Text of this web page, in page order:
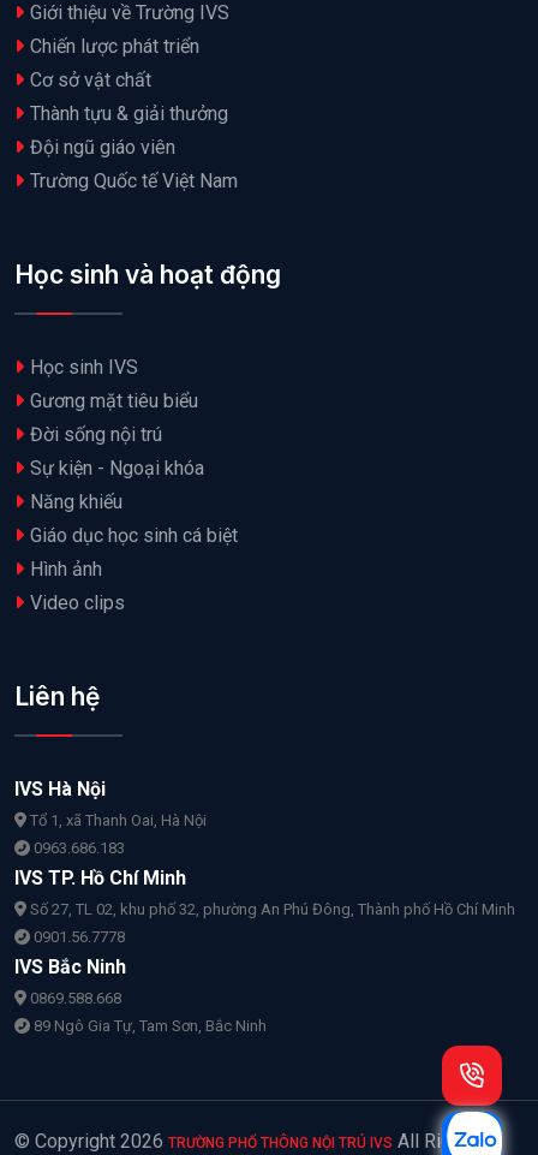
Giới thiệu về Trường IVS
Chiến lược phát triển
Cơ sở vật chất
Thành tựu & giải thưởng
Đội ngũ giáo viên
Trường Quốc tế Việt Nam
Học sinh và hoạt động
Học sinh IVS
Gương mặt tiêu biểu
Đời sống nội trú
Sự kiện - Ngoại khóa
Năng khiếu
Giáo dục học sinh cá biệt
Hình ảnh
Video clips
Liên hệ
IVS Hà Nội
Tổ 1, xã Thanh Oai, Hà Nội
0963.686.183
IVS TP. Hồ Chí Minh
Số 27, TL 02, khu phố 32, phường An Phú Đông, Thành phố Hồ Chí Minh
0901.56.7778
IVS Bắc Ninh
0869.588.668
89 Ngô Gia Tự, Tam Sơn, Bắc Ninh
© Copyright 2026 TRƯỜNG PHỔ THÔNG NỘI TRÚ IVS All Rights